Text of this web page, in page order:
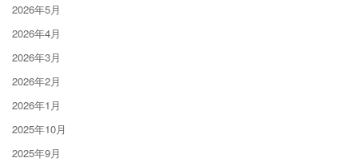
2026年5月
2026年4月
2026年3月
2026年2月
2026年1月
2025年10月
2025年9月